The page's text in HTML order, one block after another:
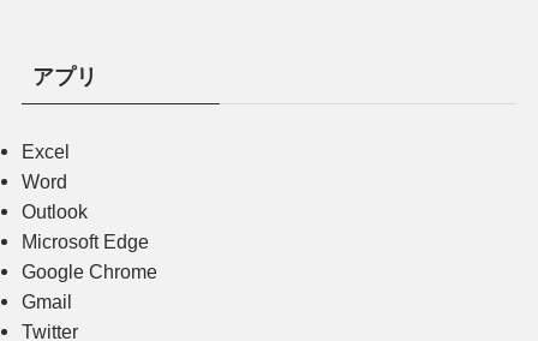
アプリ
Excel
Word
Outlook
Microsoft Edge
Google Chrome
Gmail
Twitter